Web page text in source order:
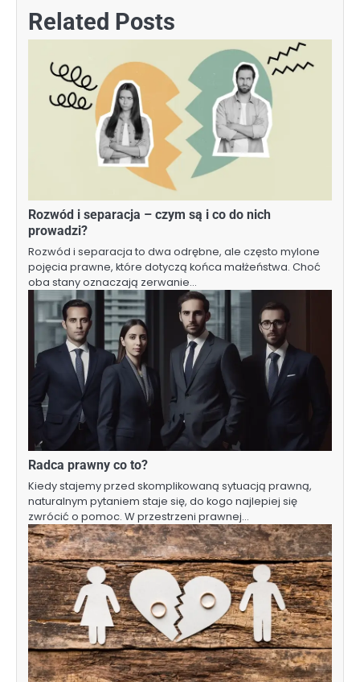
Related Posts
Rozwód i separacja – czym są i co do nich
prowadzi?
Rozwód i separacja to dwa odrębne, ale często mylone
pojęcia prawne, które dotyczą końca małżeństwa. Choć
oba stany oznaczają zerwanie…
Radca prawny co to?
Kiedy stajemy przed skomplikowaną sytuacją prawną,
naturalnym pytaniem staje się, do kogo najlepiej się
zwrócić o pomoc. W przestrzeni prawnej…